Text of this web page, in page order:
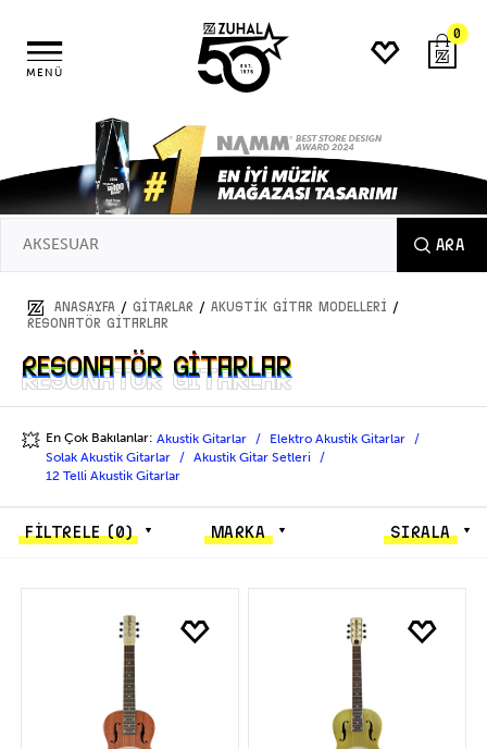
MENÜ
0
ARA
ANASAYFA / GİTARLAR / Akustik Gitar Modelleri /
Resonatör Gitarlar
Resonatör Gitarlar
Resonatör Gitarlar
💥 En Çok Bakılanlar: Akustik Gitarlar
Elektro Akustik Gitarlar
Solak Akustik Gitarlar
Akustik Gitar Setleri
12 Telli Akustik Gitarlar
FİLTRELE(0) MARKA SIRALA